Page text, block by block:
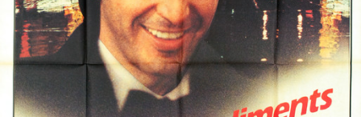
Vendre